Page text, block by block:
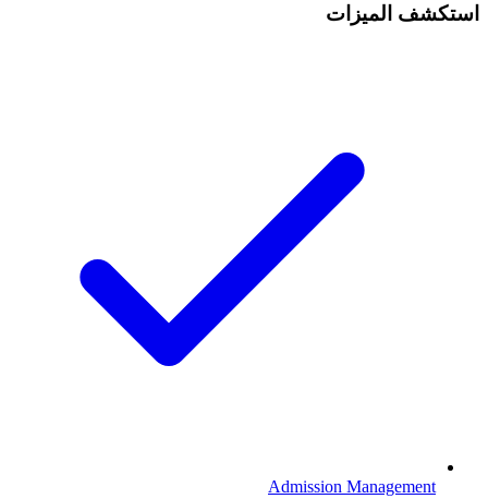
استكشف الميزات
Admission Management